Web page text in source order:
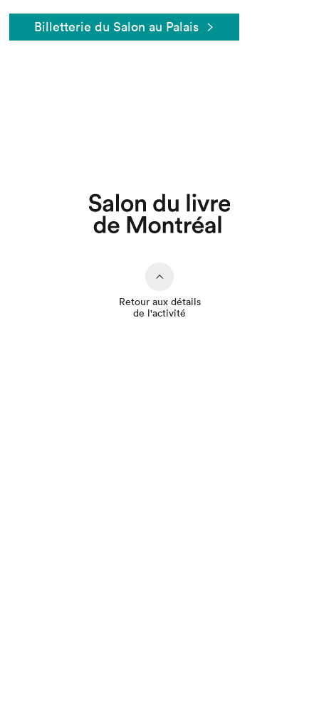
Billetterie du Salon au Palais
Retour aux détails
de l'activité